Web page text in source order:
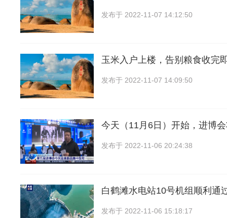
发布于 2022-11-07 14:12:50
玉米入户上楼，告别粮食收完
发布于 2022-11-07 14:09:50
今天（11月6日）开始，进博
发布于 2022-11-06 20:24:38
白鹤滩水电站10号机组顺利通
发布于 2022-11-06 15:18:17